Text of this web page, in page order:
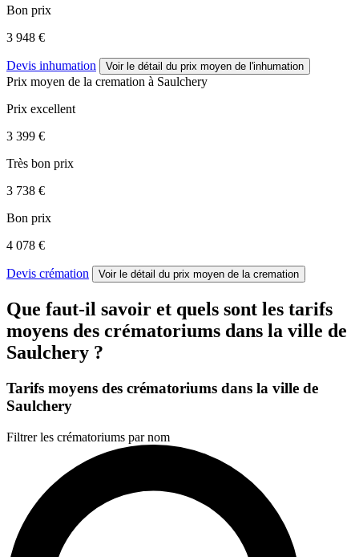
Bon prix
3 948 €
Devis inhumation Voir le détail du prix moyen de l'inhumation
Prix moyen de la cremation à Saulchery
Prix excellent
3 399 €
Très bon prix
3 738 €
Bon prix
4 078 €
Devis crémation Voir le détail du prix moyen de la cremation
Que faut-il savoir et quels sont les tarifs
moyens des crématoriums dans la ville de
Saulchery ?
Tarifs moyens des crématoriums dans la ville de
Saulchery
Filtrer les crématoriums par nom